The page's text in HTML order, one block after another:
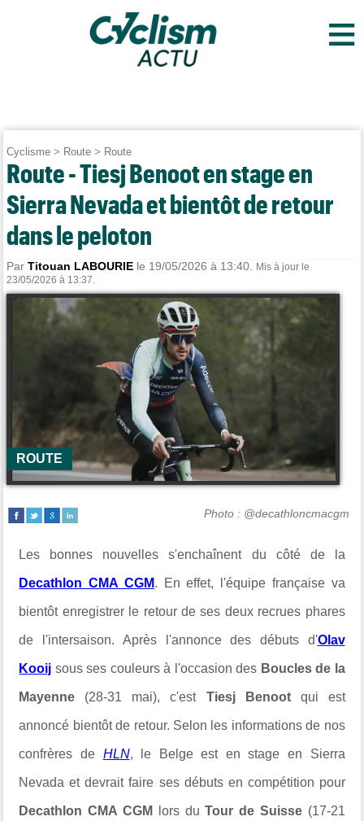
≡
Cyclisme > Route > Route
Route - Tiesj Benoot en stage en
Sierra Nevada et bientôt de retour
dans le peloton
ParTitouan LABOURIE le 19/05/2026 à 13:40.
Mis à jour le
23/05/2026 à 13:37.
ROUTE
Photo : @decathloncmacgm
Les bonnes nouvelles s'enchaînent du côté de la
Decathlon CMA CGM. En effet, l'équipe française va
bientôt enregistrer le retour de ses deux recrues phares
de l'intersaison. Après l'annonce des débuts d'Olav
Kooij sous ses couleurs à l'occasion des Boucles de la
Mayenne (28-31 mai), c'estTiesj Benoot qui est
annoncé bientôt de retour. Selon les informations de nos
confrères de HLN, le Belge est en stage en Sierra
Nevada et devrait faire ses débuts en compétition pour
Decathlon CMA CGM lors duTour de Suisse (17-21